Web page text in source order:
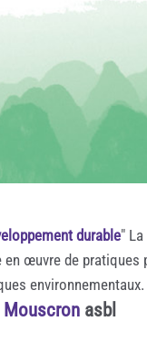
durable"
œuvre de
environnementaux.
Mouscronasbl